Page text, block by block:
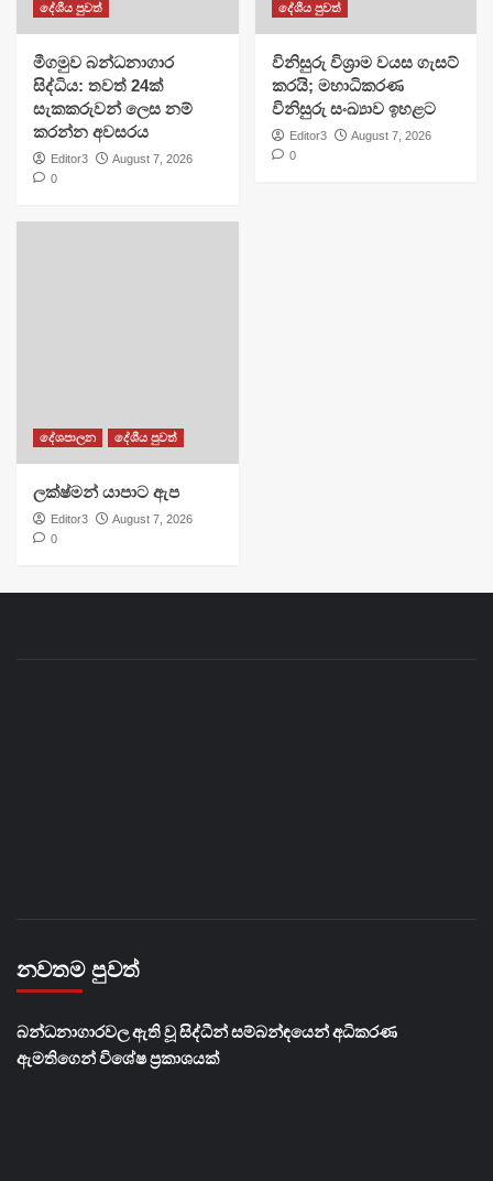
දේශීය පුවත්
මීගමුව බන්ධනාගාර
සිද්ධිය: තවත් 24ක්
සැකකරුවන් ලෙස නම්
කරන්න අවසරය
Editor3
August 7, 2026
0
දේශීය පුවත්
විනිසුරු විශ්‍රාම වයස ගැසට්
කරයි; මහාධිකරණ
විනිසුරු සංඛ්‍යාව ඉහළට
Editor3
August 7, 2026
0
දේශපාලන දේශීය පුවත්
ලක්ෂ්මන් යාපාට ඇප
Editor3
August 7, 2026
0
නවතම පුවත්
බන්ධනාගාරවල ඇති වූ සිද්ධීන් සම්බන්ඳයෙන් අධිකරණ
ඇමතිගෙන් විශේෂ ප්‍රකාශයක්